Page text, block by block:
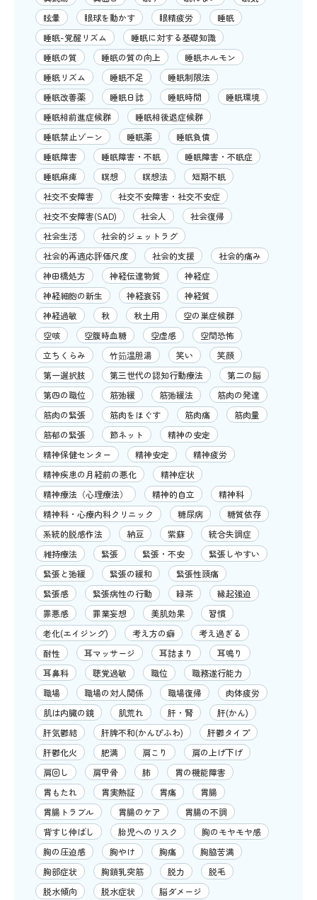
眩暈
眼球を動かす 眼精疲労
睡眠
睡眠-覚醒リズム
睡眠に対する基礎知識
睡眠の質
睡眠の質の向上
睡眠ホルモン
睡眠リズム
睡眠不足
睡眠制限法
睡眠改善薬
睡眠日誌 睡眠時間
睡眠環境
睡眠相前進症候群
睡眠相後退症候群
睡眠禁止ゾーン
睡眠薬
睡眠負債
睡眠障害
睡眠障害・不眠
睡眠障害・不眠症
睡眠麻痺
瞑想 瞑想法
短期不眠
社交不安障害
社交不安障害・社交不安症
社交不安障害(SAD)
社会人
社会復帰
社会生活
社会的ジェットラグ
社会的再適応評価尺度
社会的支援
社会的痛み
神田橋処方
神経伝達物質
神経症
神経細胞の新生
神経衰弱
神経質
神経過敏
秋 秋土用
空の巣症候群
空咳
空腹時血糖 空虚感
空間恐怖
立ちくらみ
竹筎温胆湯 笑い
笑顔
第一選択肢
第三世代の認知行動療法
第二の脳
第四の職位
筋弛緩 筋弛緩法
筋肉の発達
筋肉の緊張
筋肉をほぐす 筋肉痛
筋肉量
筋郁の緊張
節ネット
精神の安定
精神保健センター
精神安定
精神疲労
精神疾患の月経前の悪化
精神症状
精神療法（心理療法）
精神的自立
精神科
精神科・心療内科クリニック
糖尿病
糖質依存
系統的脱感作法
納豆 紫蘇
統合失調症
維持療法
緊張 緊張・不安
緊張しやすい
緊張と弛緩
緊張の緩和
緊張性頭痛
緊張感
緊張病性の行動 緑茶
縁起強迫
罪悪感
罪業妄想 美肌効果
習慣
老化(エイジング)
考え方の癖
考え過ぎる
耐性
耳マッサージ 耳詰まり
耳鳴り
耳鼻科
聴覚過敏 職位
職務遂行能力
職場
職場の対人関係 職場復帰
肉体疲労
肌は内臓の鏡
肌荒れ 肝・腎
肝(かん)
肝気鬱結
肝脾不和(かんぴふわ)
肝鬱タイプ
肝鬱化火
肥満 肩こり
肩の上げ下げ
肩回し
肩甲骨 肺
胃の機能障害
胃もたれ
胃実熱証 胃痛
胃腸
胃腸トラブル
胃腸のケア
胃腸の不調
背すじ伸ばし
胎児へのリスク
胸のモヤモヤ感
胸の圧迫感
胸やけ 胸痛
胸脇苦満
胸部症状
胸鎖乳突筋 脱力
脱毛
脱水傾向
脱水症状 脳ダメージ